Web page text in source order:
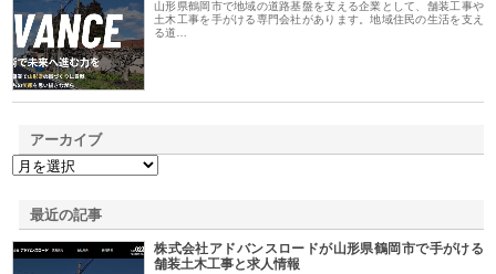
山形県鶴岡市で地域の道路基盤を支える企業として、舗装工事や
土木工事を手がける専門会社があります。地域住民の生活を支え
る道…
アーカイブ
最近の記事
株式会社アドバンスロードが山形県鶴岡市で手がける
舗装土木工事と求人情報